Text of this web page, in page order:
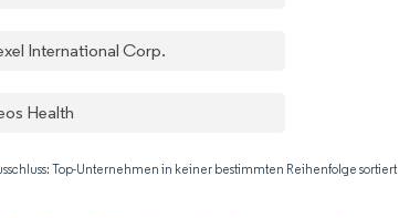
International Corp.
Health
Top-Unternehmen in keiner bestimmten Reihenfolge sortiert